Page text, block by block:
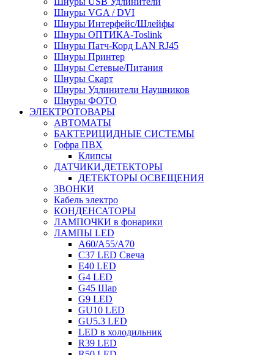
Шнуры VGA / DVI
Шнуры Интерфейс/Шлейфы
Шнуры ОПТИКА-Toslink
Шнуры Патч-Корд LAN RJ45
Шнуры Принтер
Шнуры Сетевые/Питания
Шнуры Скарт
Шнуры Удлинители Наушников
Шнуры ФОТО
ЭЛЕКТРОТОВАРЫ
АВТОМАТЫ
БАКТЕРИЦИДНЫЕ СИСТЕМЫ
Гофра ПВХ
Клипсы
ДАТЧИКИ,ДЕТЕКТОРЫ
ДЕТЕКТОРЫ ОСВЕЩЕНИЯ
ЗВОНКИ
Кабель электро
КОНДЕНСАТОРЫ
ЛАМПОЧКИ в фонарики
ЛАМПЫ LED
A60/A55/A70
C37 LED Свеча
E40 LED
G4 LED
G45 Шар
G9 LED
GU10 LED
GU5.3 LED
LED в холодильник
R39 LED